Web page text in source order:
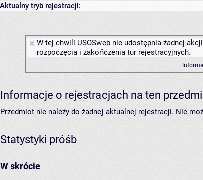
Aktualny tryb rejestracji:
W tej chwili USOSweb nie udostępnia żadnej
rozpoczęcia i zakończenia tur rejestracyjnych.
Informacje o rejestracjach na ten
Przedmiot nie należy do żadnej aktualnej rejestracji. Nie
Statystyki próśb
W skrócie